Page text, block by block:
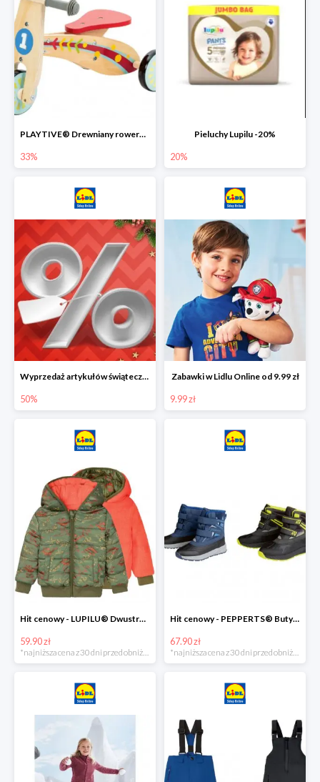
PLAYTIVE® Drewniany rowerek biegowy -33%
33%
Pieluchy Lupilu -20%
20%
Wyprzedaż artykułów świątecznych w Lidlu Online
50%
Zabawki w Lidlu Online od 9.99 zł
9.99 zł
Hit cenowy - LUPILU® Dwustronna kurtka dziecięca z polarem
59.90 zł
*najniższa cena z 30 dni przed obniżką
Hit cenowy - PEPPERTS® Buty zimowe chłopięce
67.90 zł
*najniższa cena z 30 dni przed obniżką